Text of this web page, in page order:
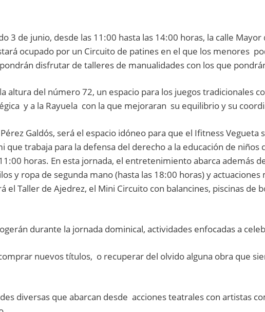
3 de junio, desde las 11:00 hasta las 14:00 horas, la calle
ocupado por un Circuito de patines en el que los menores
disfrutar de talleres de manualidades con los que
altura del número 72, un espacio para los juegos tradicionales
y a la Rayuela con la que mejoraran su equilibrio y su
Galdós, será el espacio idóneo para que el Ifitness
que trabaja para la defensa del derecho a la educación de niños
horas. En esta jornada, el entretenimiento abarca además
y ropa de segunda mano (hasta las 18:00 horas) y actuaciones
el Taller de Ajedrez, el Mini Circuito con balancines, piscinas de
durante la jornada dominical, actividades enfocadas a
nuevos títulos, o recuperar del olvido alguna obra que
diversas que abarcan desde acciones teatrales con artistas